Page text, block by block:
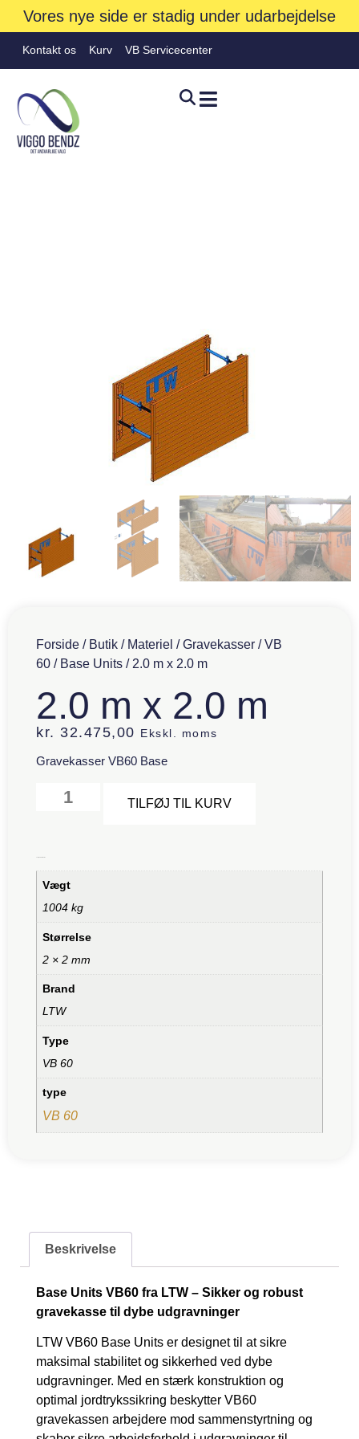
Vores nye side er stadig under udarbejdelse
Kontakt os Kurv VB Servicecenter
Forside / Butik / Materiel /Gravekasser /VB
60 / Base Units / 2.0 m x 2.0 m
2.0 m x 2.0 m
kr. 32.475,00 Ekskl. moms
Gravekasser VB60 Base
TILFØJ TIL KURV
Vægt
1004 kg
Størrelse
2 × 2 mm
Brand
LTW
Type
VB 60
type
VB 60
Beskrivelse
Base Units VB60 fra LTW – Sikker og robust
gravekasse til dybe udgravninger
LTW VB60 Base Units er designet til at sikre
maksimal stabilitet og sikkerhed ved dybe
udgravninger. Med en stærk konstruktion og
optimal jordtrykssikring beskytter VB60
gravekassen arbejdere mod sammenstyrtning og